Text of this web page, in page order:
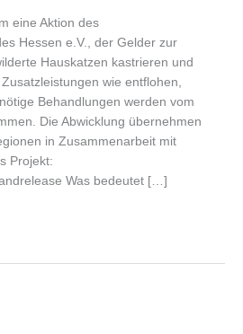
eine Aktion des
Hessen e.V., der Gelder zur
Hauskatzen kastrieren und
wie entflohen,
Behandlungen werden vom
Die Abwicklung übernehmen
in Zusammenarbeit mit
Projekt:
Was bedeutet […]